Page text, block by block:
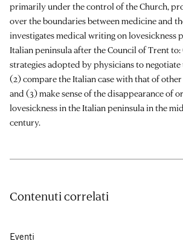
primarily under the control of the Church,
over the boundaries between medicine and
investigates medical writing on lovesickness
Italian peninsula after the Council of Trent
strategies adopted by physicians to
(2) compare the Italian case with that of
and (3) make sense of the disappearance of
lovesickness in the Italian peninsula in the
century.
Contenuti correlati
Eventi